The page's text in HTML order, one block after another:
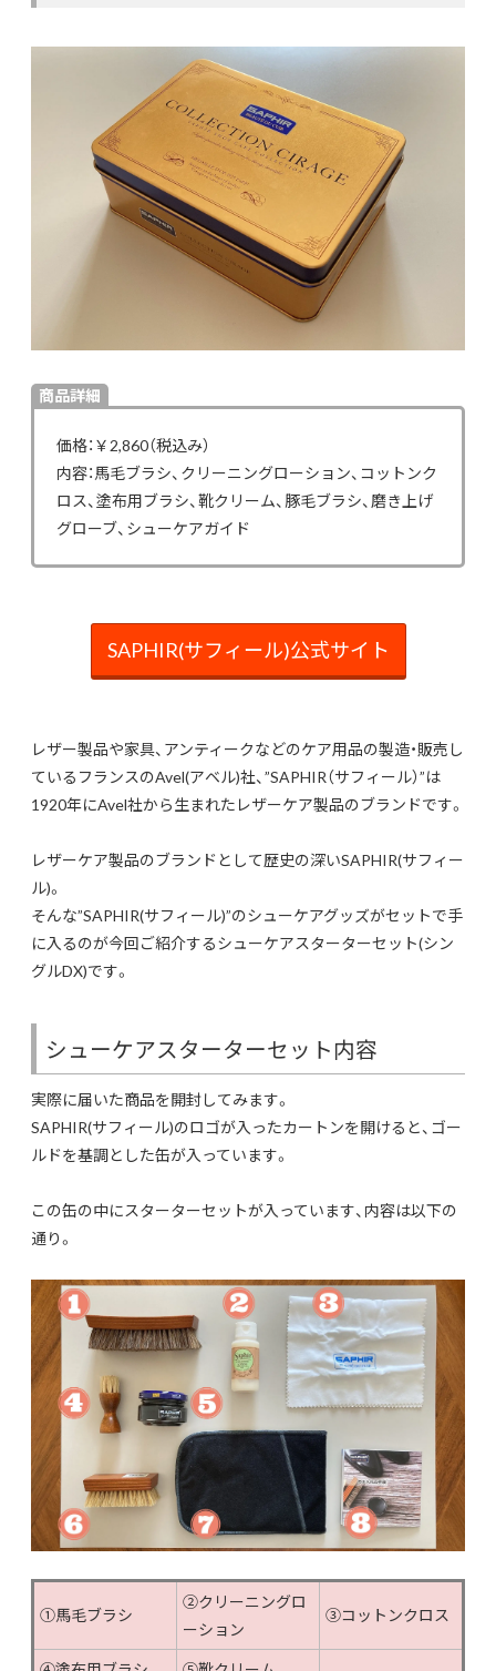
商品詳細
価格：￥2,860（税込み）
内容：馬毛ブラシ、クリーニングローション、コットンク
ロス、塗布用ブラシ、靴クリーム、豚毛ブラシ、磨き上げ
グローブ、シューケアガイド
SAPHIR(サフィール)公式サイト
レザー製品や家具、アンティークなどのケア用品の製造・販売し
ているフランスのAvel(アベル)社、”SAPHIR（サフィール）”は
1920年にAvel社から生まれたレザーケア製品のブランドです。
レザーケア製品のブランドとして歴史の深いSAPHIR(サフィー
ル)。
そんな”SAPHIR(サフィール)”のシューケアグッズがセットで手
に入るのが今回ご紹介するシューケアスターターセット(シン
グルDX)です。
シューケアスターターセット内容
実際に届いた商品を開封してみます。
SAPHIR(サフィール)のロゴが入ったカートンを開けると、ゴー
ルドを基調とした缶が入っています。
この缶の中にスターターセットが入っています、内容は以下の
通り。
①馬毛ブラシ
②クリーニングロ
ーション
③コットンクロス